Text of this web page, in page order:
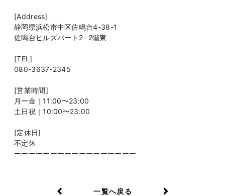
[Address]
静岡県浜松市中区佐鳴台4-38-1
佐鳴台ヒルズパート2- 2階東
[TEL]
080-3637-2345
[営業時間]
月ー金｜11:00〜23:00
土日祝｜10:00〜23:00
[定休日]
不定休
ーーーーーーーーーーーーーーーーー
一覧へ戻る